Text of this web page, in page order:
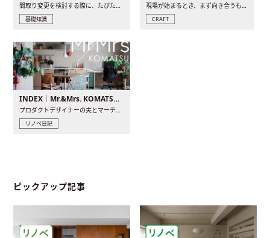
基礎知識 CRAFT
INDEX｜Mr.&Mrs. KOMATSU renovation diary
リノベ日記
ピックアップ記事